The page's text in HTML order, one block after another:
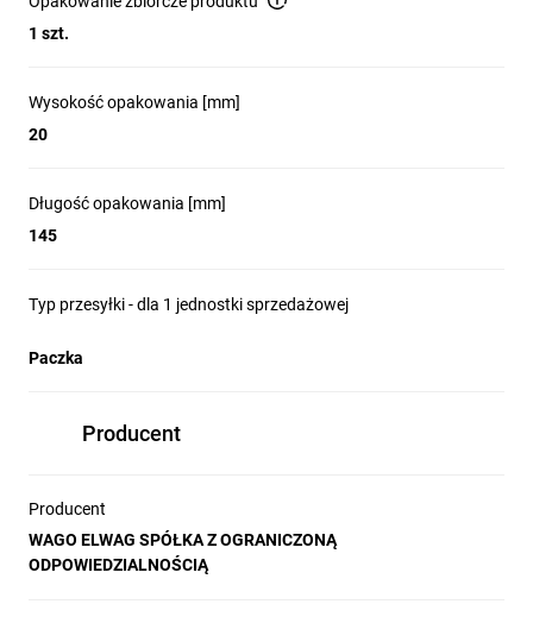
1 szt.
Wysokość opakowania [mm]
20
Długość opakowania [mm]
145
Typ przesyłki - dla 1 jednostki sprzedażowej
Paczka
Producent
Producent
WAGO ELWAG SPÓŁKA Z OGRANICZONĄ
ODPOWIEDZIALNOŚCIĄ